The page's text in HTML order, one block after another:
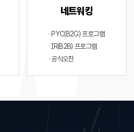
네트워킹
· PYC(B2G) 프로그램
· IR(B2B) 프로그램
· 공식오찬